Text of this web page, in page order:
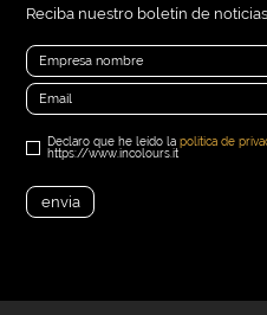
Reciba nuestro boletín de
Declaro que he leído lapolitica de
https://www.incolours.it